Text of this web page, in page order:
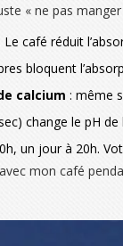
« ne pas
café réduit
bloquent
calcium : même
change le pH
un jour à 20h.
mon café